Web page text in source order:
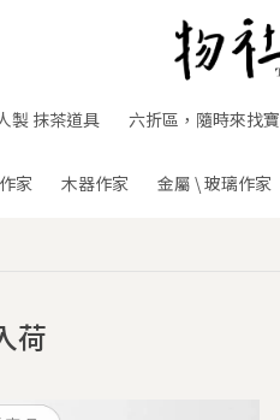
製 抹茶道具 六折區，隨時來找寶
家 木器作家 金屬 \ 玻璃作家
荷